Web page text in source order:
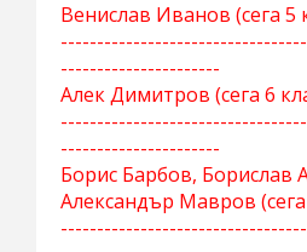
Венислав Иванов (сега 5
----------------------
Алек Димитров (сега 6
----------------------
Борис Барбов, Борислав
Александър Мавров (сега